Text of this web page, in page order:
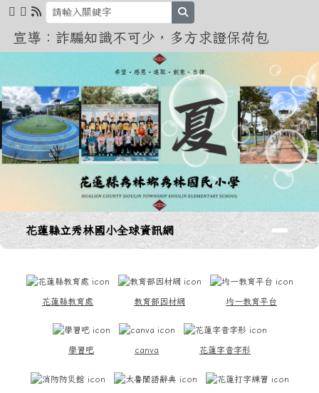
跳至主內容區
花蓮縣立秀林國小全球資訊網
宣導：詐騙知識不可少，多方求證保荷包
導覽列花蓮縣立秀林國小全球資訊網
花蓮縣教育處 教育部因材網 均一教育平台
學習吧 canva 花蓮字音字形